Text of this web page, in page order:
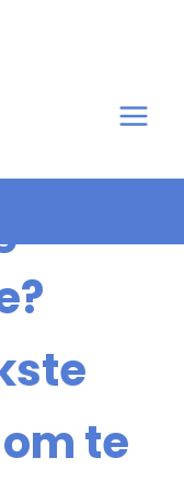
te